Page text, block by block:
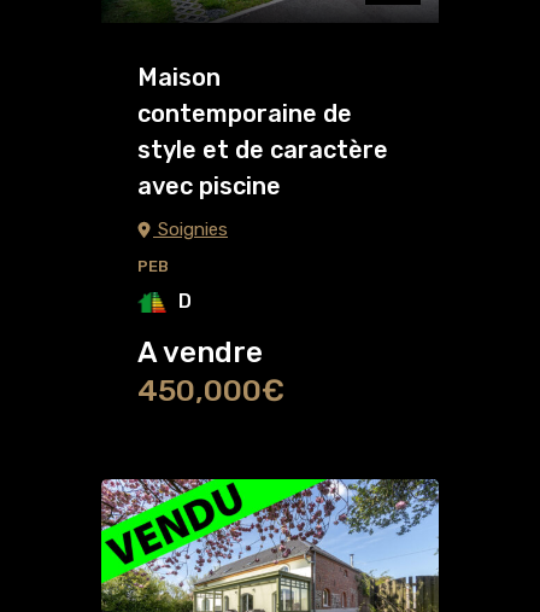
Maison
contemporaine de
style et de caractère
avec piscine
Soignies
PEB
D
A vendre
450,000€